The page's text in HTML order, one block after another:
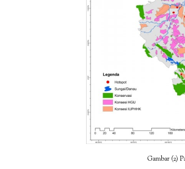
Gambar (2)